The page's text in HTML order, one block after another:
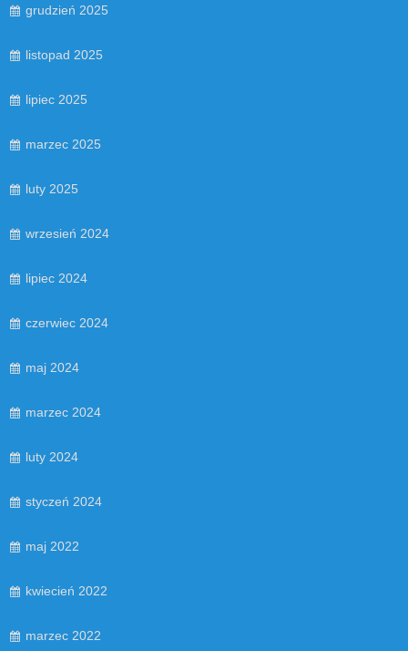
grudzień 2025
listopad 2025
lipiec 2025
marzec 2025
luty 2025
wrzesień 2024
lipiec 2024
czerwiec 2024
maj 2024
marzec 2024
luty 2024
styczeń 2024
maj 2022
kwiecień 2022
marzec 2022